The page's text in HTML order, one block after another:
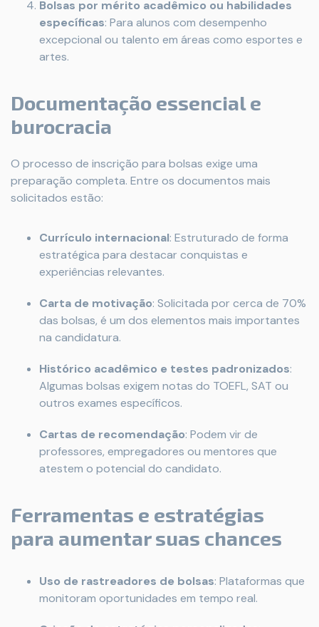
Bolsas por mérito acadêmico ou habilidades
específicas: Para alunos com desempenho
excepcional ou talento em áreas como esportes e
artes.
Documentação essencial e
burocracia
O processo de inscrição para bolsas exige uma
preparação completa. Entre os documentos mais
solicitados estão:
Currículo internacional: Estruturado de forma
estratégica para destacar conquistas e
experiências relevantes.
Carta de motivação: Solicitada por cerca de 70%
das bolsas, é um dos elementos mais importantes
na candidatura.
Histórico acadêmico e testes padronizados:
Algumas bolsas exigem notas do TOEFL, SAT ou
outros exames específicos.
Cartas de recomendação: Podem vir de
professores, empregadores ou mentores que
atestem o potencial do candidato.
Ferramentas e estratégias
para aumentar suas chances
Uso de rastreadores de bolsas: Plataformas que
monitoram oportunidades em tempo real.